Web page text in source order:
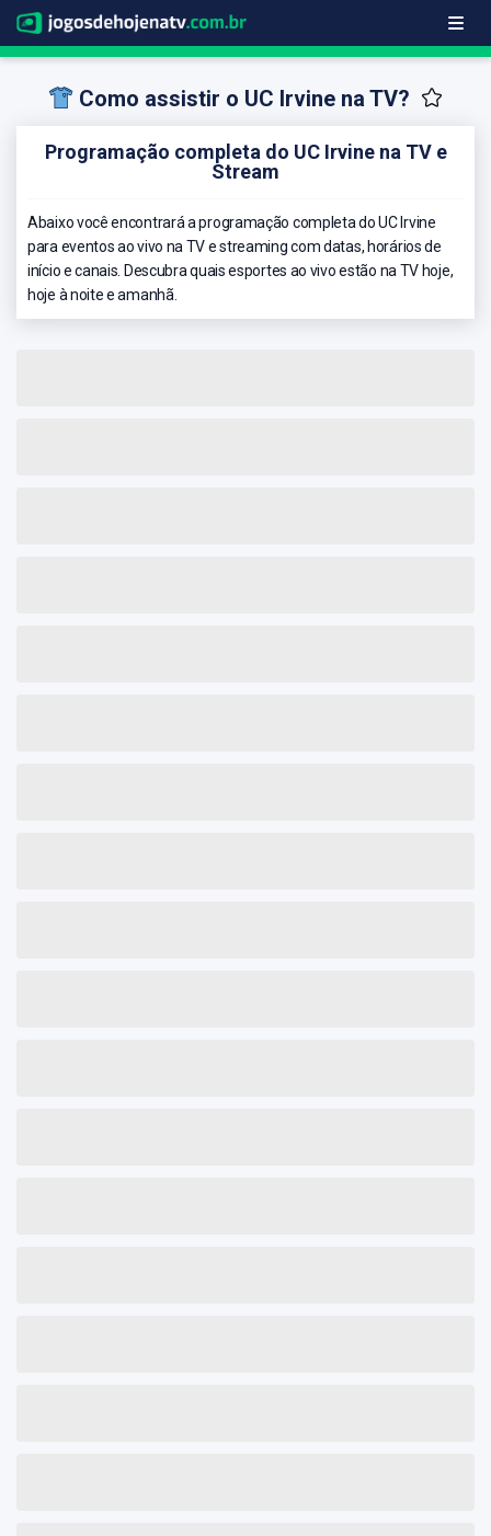
Como assistir o UC Irvine na TV?
Programação completa do UC Irvine na TV e
Stream
Abaixo você encontrará a programação completa do UC Irvine
para eventos ao vivo na TV e streaming com datas, horários de
início e canais. Descubra quais esportes ao vivo estão na TV hoje,
hoje à noite e amanhã.